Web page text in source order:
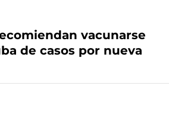
vacunarse
de casos por nueva